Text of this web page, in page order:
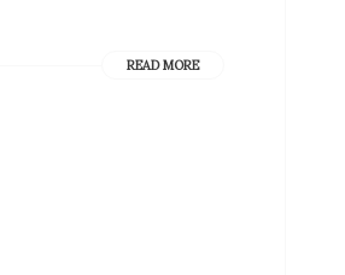
READ MORE